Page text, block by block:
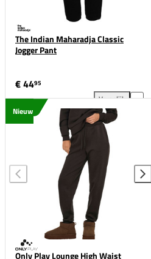
The Indian Maharadja Classic
Jogger Pant
€ 4495
Vergelijk
The Indian
Nieuw
Only Play Lounge High Waist